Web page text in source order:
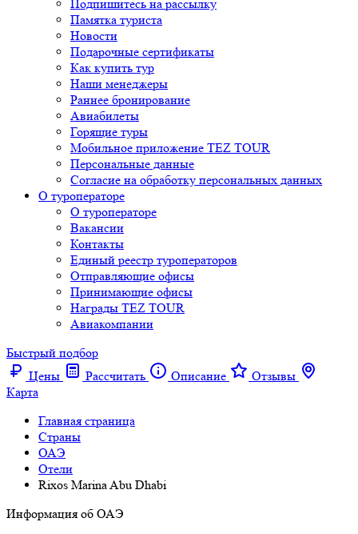
Подпишитесь на рассылку
Памятка туриста
Новости
Подарочные сертификаты
Как купить тур
Наши менеджеры
Раннее бронирование
Авиабилеты
Горящие туры
Мобильное приложение TEZ TOUR
Персональные данные
Согласие на обработку персональных данных
О туроператоре
О туроператоре
Вакансии
Контакты
Единый реестр туроператоров
Отправляющие офисы
Принимающие офисы
Награды TEZ TOUR
Авиакомпании
Быстрый подбор
Цены
Рассчитать Описание
Отзывы
Карта
Главная страница
Cтраны
ОАЭ
Отели
Rixos Marina Abu Dhabi
Информация об ОАЭ